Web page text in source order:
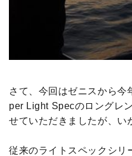
さて、今回はゼニスから
per Light Specのロングレ
せていただきましたが、い
従来のライトスペックシリ